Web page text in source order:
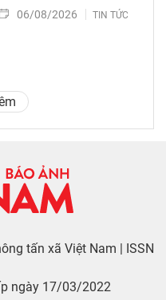
06/08/2026 TIN TỨC
tấn xã Việt Nam | ISSN
ngày 17/03/2022